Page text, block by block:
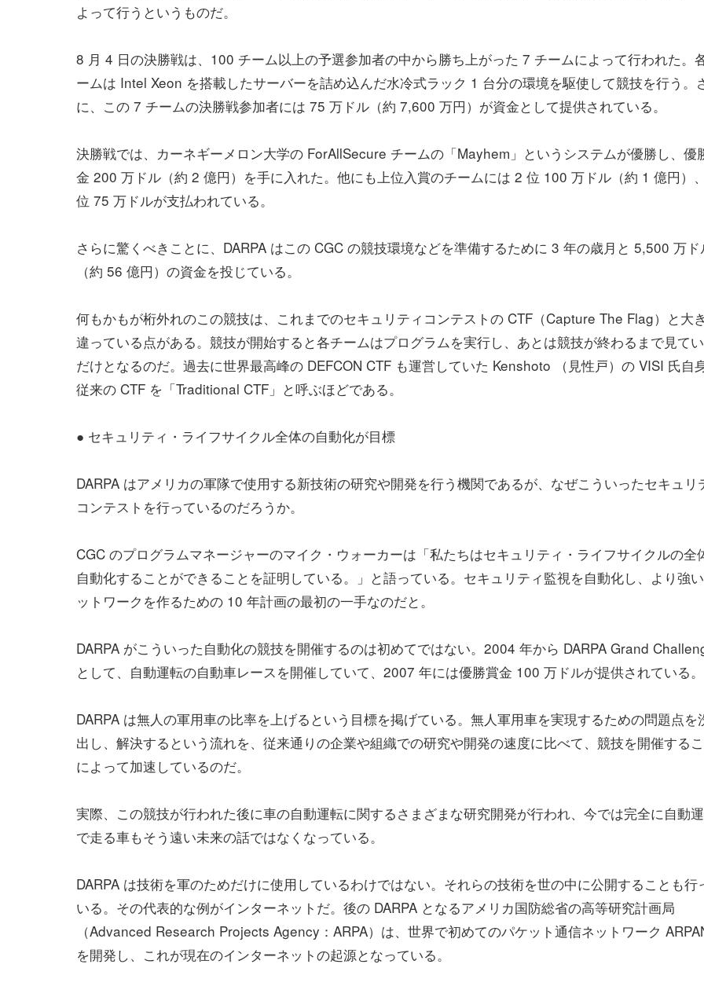
よって行うというものだ。
8 月 4 日の決勝戦は、100 チーム以上の予選参加者の中から勝ち上がった 7 チームによって行われた。
ームは Intel Xeon を搭載したサーバーを詰め込んだ水冷式ラック 1 台分の環境を駆使して競技を行う。
に、この 7 チームの決勝戦参加者には 75 万ドル（約 7,600 万円）が資金として提供されている。
決勝戦では、カーネギーメロン大学の ForAllSecure チームの「Mayhem」というシステムが優勝し、優
金 200 万ドル（約 2 億円）を手に入れた。他にも上位入賞のチームには 2 位 100 万ドル（約 1 億円）
位 75 万ドルが支払われている。
さらに驚くべきことに、DARPA はこの CGC の競技環境などを準備するために 3 年の歳月と 5,500 万ド
（約 56 億円）の資金を投じている。
何もかもが桁外れのこの競技は、これまでのセキュリティコンテストの CTF（Capture The Flag）と大
違っている点がある。競技が開始すると各チームはプログラムを実行し、あとは競技が終わるまで見て
だけとなるのだ。過去に世界最高峰の DEFCON CTF も運営していた Kenshoto （見性戸）の VISI 氏自
従来の CTF を「Traditional CTF」と呼ぶほどである。
● セキュリティ・ライフサイクル全体の自動化が目標
DARPA はアメリカの軍隊で使用する新技術の研究や開発を行う機関であるが、なぜこういったセキュリ
コンテストを行っているのだろうか。
CGC のプログラムマネージャーのマイク・ウォーカーは「私たちはセキュリティ・ライフサイクルの全
自動化することができることを証明している。」と語っている。セキュリティ監視を自動化し、より強
ットワークを作るための 10 年計画の最初の一手なのだと。
DARPA がこういった自動化の競技を開催するのは初めてではない。2004 年から DARPA Grand
として、自動運転の自動車レースを開催していて、2007 年には優勝賞金 100 万ドルが提供されている。
DARPA は無人の軍用車の比率を上げるという目標を掲げている。無人軍用車を実現するための問題点を
出し、解決するという流れを、従来通りの企業や組織での研究や開発の速度に比べて、競技を開催する
によって加速しているのだ。
実際、この競技が行われた後に車の自動運転に関するさまざまな研究開発が行われ、今では完全に自動
で走る車もそう遠い未来の話ではなくなっている。
DARPA は技術を軍のためだけに使用しているわけではない。それらの技術を世の中に公開することも行
いる。その代表的な例がインターネットだ。後の DARPA となるアメリカ国防総省の高等研究計画局
（Advanced Research Projects Agency：ARPA）は、世界で初めてのパケット通信ネットワーク
を開発し、これが現在のインターネットの起源となっている。